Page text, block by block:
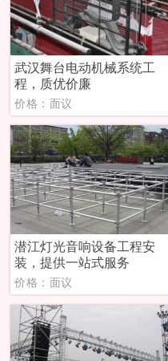
武汉舞台电动机械系统工
程，质优价廉
价格：面议
潜江灯光音响设备工程安
装，提供一站式服务
价格：面议